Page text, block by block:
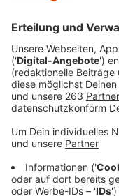
Juni bis 11. Juli
verschiedenen
unter anderem in
oder Rom. 24
Deutschland
Bundestrainer
Favoriten. Dazu
Frankreich oder
auf den EM-Titel?
Frankreich